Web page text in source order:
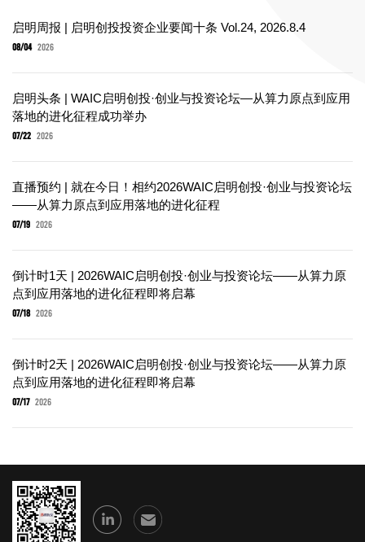
启明周报 | 启明创投投资企业要闻十条 Vol.24, 2026.8.4
08/04 2026
启明头条 | WAIC启明创投·创业与投资论坛—从算力原点到应用
落地的进化征程成功举办
07/22 2026
直播预约 | 就在今日！相约2026WAIC启明创投·创业与投资论坛
——从算力原点到应用落地的进化征程
07/19 2026
倒计时1天 | 2026WAIC启明创投·创业与投资论坛——从算力原
点到应用落地的进化征程即将启幕
07/18 2026
倒计时2天 | 2026WAIC启明创投·创业与投资论坛——从算力原
点到应用落地的进化征程即将启幕
07/17 2026